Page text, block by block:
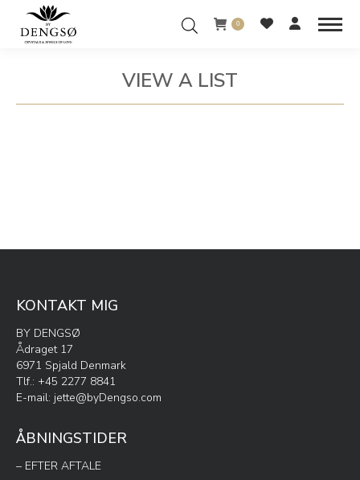
0
VIEW A LIST
You are here:
KONTAKT MIG
BY DENGSØ
Ådraget 17
6971 Spjald Denmark
Tlf.: +45 2277 8841
E-mail: jette@byDengso.com
ÅBNINGSTIDER
– EFTER AFTALE